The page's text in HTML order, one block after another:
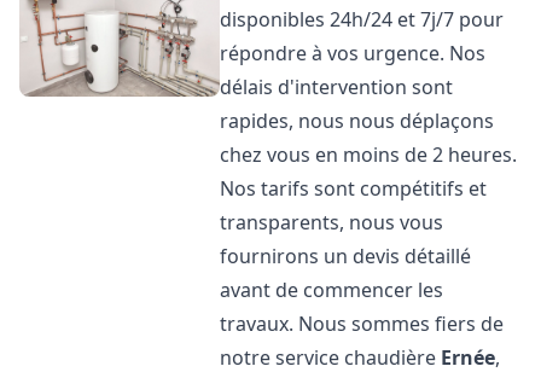
disponibles 24h/24 et 7j/7 pour
répondre à vos urgence. Nos
délais d'intervention sont
rapides, nous nous déplaçons
chez vous en moins de 2 heures.
Nos tarifs sont compétitifs et
transparents, nous vous
fournirons un devis détaillé
avant de commencer les
travaux. Nous sommes fiers de
notre service chaudière Ernée,